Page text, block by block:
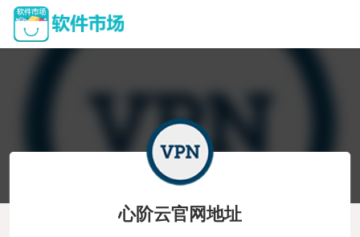
心阶云官网地址